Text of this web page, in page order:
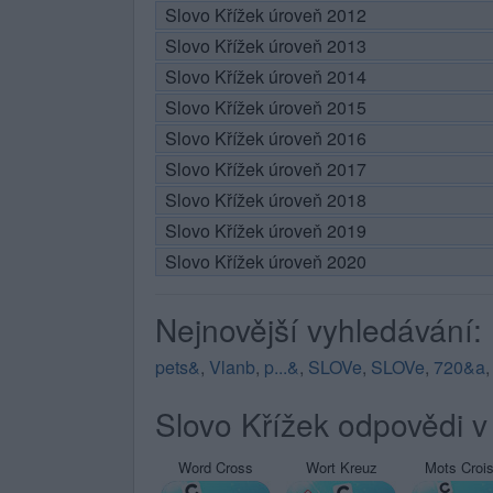
Slovo Křížek úroveň 2012
Slovo Křížek úroveň 2013
Slovo Křížek úroveň 2014
Slovo Křížek úroveň 2015
Slovo Křížek úroveň 2016
Slovo Křížek úroveň 2017
Slovo Křížek úroveň 2018
Slovo Křížek úroveň 2019
Slovo Křížek úroveň 2020
Nejnovější vyhledávání:
pets&, Vlanb, p...&, SLOVe, SLOVe, 720&a,
Slovo Křížek odpovědi
Word Cross Wort Kreuz Mots